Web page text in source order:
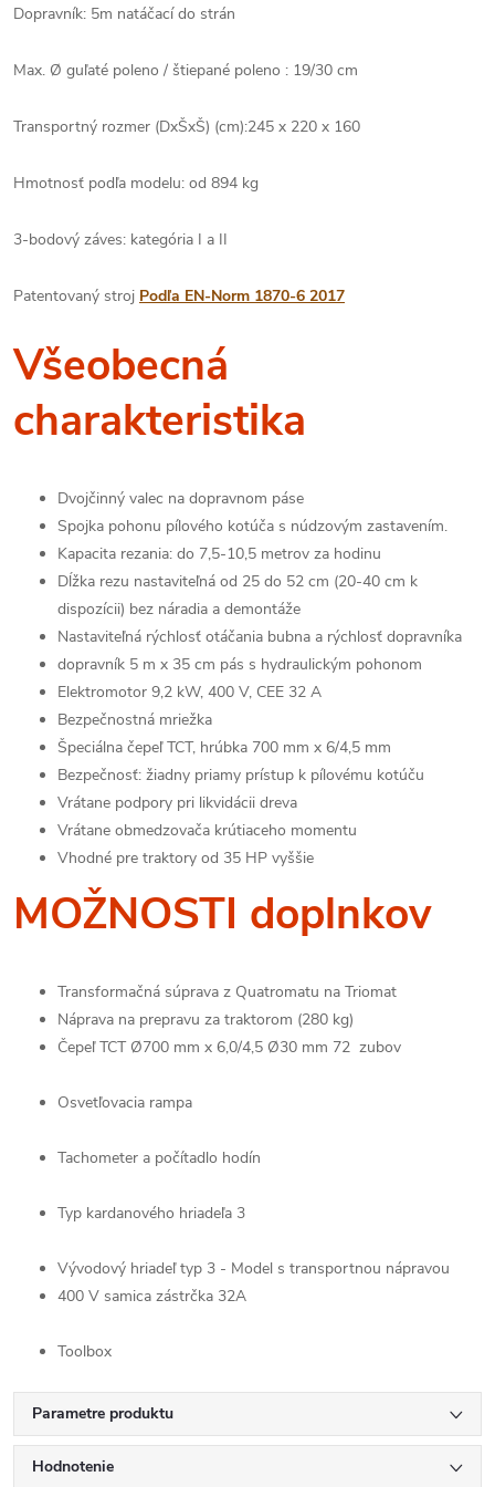
Dopravník: 5m natáčací do strán
Max. Ø guľaté poleno / štiepané poleno : 19/30 cm
Transportný rozmer (DxŠxŠ) (cm):245 x 220 x 160
Hmotnosť podľa modelu: od 894 kg
3-bodový záves: kategória I a II
Patentovaný stroj Podľa EN-Norm 1870-6 2017
Všeobecná
charakteristika
Dvojčinný valec na dopravnom páse
Spojka pohonu pílového kotúča s núdzovým zastavením.
Kapacita rezania: do 7,5-10,5 metrov za hodinu
Dĺžka rezu nastaviteľná od 25 do 52 cm (20-40 cm k
dispozícii) bez náradia a demontáže
Nastaviteľná rýchlosť otáčania bubna a rýchlosť dopravníka
dopravník 5 m x 35 cm pás s hydraulickým pohonom
Elektromotor 9,2 kW, 400 V, CEE 32 A
Bezpečnostná mriežka
Špeciálna čepeľ TCT, hrúbka 700 mm x 6/4,5 mm
Bezpečnosť: žiadny priamy prístup k pílovému kotúču
Vrátane podpory pri likvidácii dreva
Vrátane obmedzovača krútiaceho momentu
Vhodné pre traktory od 35 HP vyššie
MOŽNOSTI doplnkov
Transformačná súprava z Quatromatu na Triomat
Náprava na prepravu za traktorom (280 kg)
Čepeľ TCT Ø700 mm x 6,0/4,5 Ø30 mm 72 zubov
Osvetľovacia rampa
Tachometer a počítadlo hodín
Typ kardanového hriadeľa 3
Vývodový hriadeľ typ 3 - Model s transportnou nápravou
400 V samica zástrčka 32A
Toolbox
Parametre produktu
Hodnotenie